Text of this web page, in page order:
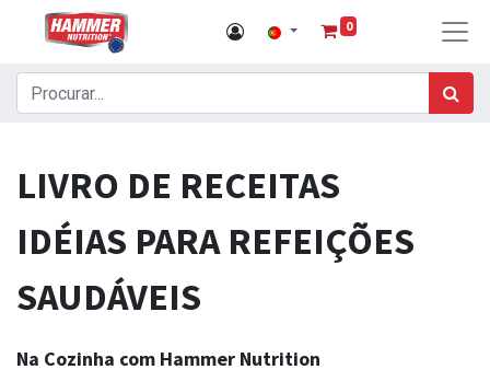
0
LIVRO DE RECEITAS
IDÉIAS PARA REFEIÇÕES
SAUDÁVEIS
Na Cozinha com Hammer Nutrition